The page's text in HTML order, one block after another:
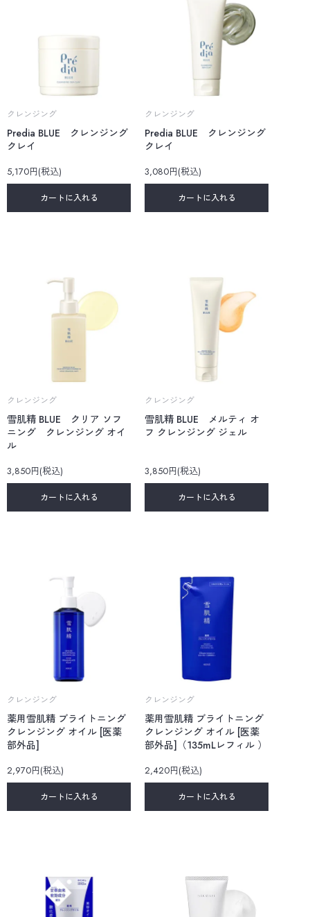
クレンジング
Predia BLUE クレンジング
クレイ
5,170円(税込)
カートに入れる
クレンジング
Predia BLUE クレンジング
クレイ
3,080円(税込)
カートに入れる
クレンジング
雪肌精 BLUE クリア ソフ
ニング クレンジング オイ
ル
3,850円(税込)
カートに入れる
クレンジング
雪肌精 BLUE メルティ オ
フ クレンジング ジェル
3,850円(税込)
カートに入れる
クレンジング
薬用雪肌精 ブライトニング
クレンジング オイル [医薬
部外品]
2,970円(税込)
カートに入れる
クレンジング
薬用雪肌精 ブライトニング
クレンジング オイル [医薬
部外品]（135mLレフィル ）
2,420円(税込)
カートに入れる